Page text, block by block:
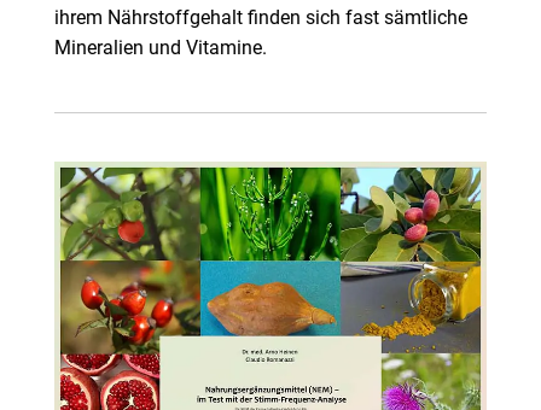
ihrem Nährstoffgehalt finden sich fast sämtliche
Mineralien und Vitamine.